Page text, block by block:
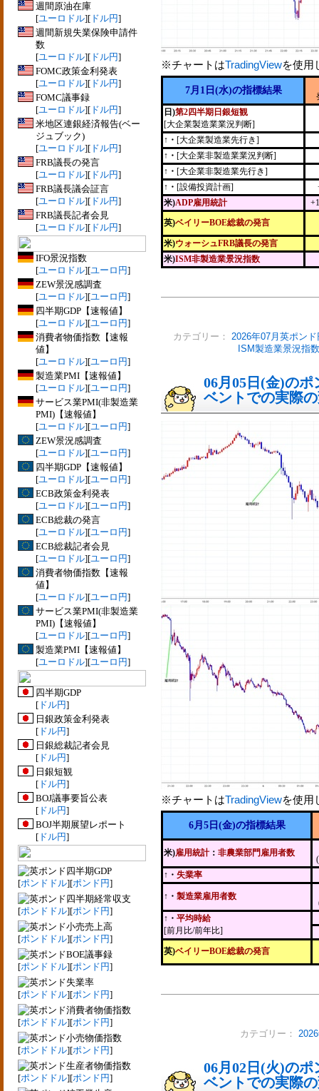
週間原油在庫
[ユーロドル][ ドル円]
週間新規失業保険申請件
数
[ユーロドル][ ドル円]
FOMC政策金利発表
[ユーロドル][ ドル円]
FOMC議事録
[ユーロドル][ ドル円]
米地区連銀経済報告(ベー
ジュブック)
[ユーロドル][ ドル円]
FRB議長の発言
[ユーロドル][ ドル円]
FRB議長議会証言
[ユーロドル][ ドル円]
FRB議長記者会見
[ユーロドル][ ドル円]
IFO景況指数
[ユーロドル][ユーロ円]
ZEW景況感調査
[ユーロドル][ユーロ円]
四半期GDP【速報値】
[ユーロドル][ユーロ円]
消費者物価指数【速報
値】
[ユーロドル][ユーロ円]
製造業PMI【速報値】
[ユーロドル][ユーロ円]
サービス業PMI(非製造業
PMI)【速報値】
[ユーロドル][ユーロ円]
ZEW景況感調査
[ユーロドル][ユーロ円]
四半期GDP【速報値】
[ユーロドル][ユーロ円]
ECB政策金利発表
[ユーロドル][ユーロ円]
ECB総裁の発言
[ユーロドル][ユーロ円]
ECB総裁記者会見
[ユーロドル][ユーロ円]
消費者物価指数【速報
値】
[ユーロドル][ユーロ円]
サービス業PMI(非製造業
PMI)【速報値】
[ユーロドル][ユーロ円]
製造業PMI【速報値】
[ユーロドル][ユーロ円]
四半期GDP
[ ドル円]
日銀政策金利発表
[ ドル円]
日銀総裁記者会見
[ ドル円]
日銀短観
[ ドル円]
BOJ議事要旨公表
[ ドル円]
BOJ半期展望レポート
[ ドル円]
四半期GDP
[ポンドドル][ポンド円]
四半期経常収支
[ポンドドル][ポンド円]
小売売上高
[ポンドドル][ポンド円]
BOE議事録
[ポンドドル][ポンド円]
失業率
[ポンドドル][ポンド円]
消費者物価指数
[ポンドドル][ポンド円]
小売物価指数
[ポンドドル][ポンド円]
生産者物価指数
[ポンドドル][ポンド円]
※チャートはTradingViewを使用
7月1日(水)の指標結果
日)第2四半期日銀短観
[大企業製造業業況判断]
↑・ [大企業製造業先行き]
↑・ [大企業非製造業業況判断]
↑・ [大企業非製造業先行き]
↑・ [設備投資計画]
米)ADP雇用統計
英)ベイリーBOE総裁の発言
米)ウォーシュFRB議長の発言
米)ISM非製造業景況指数
カテゴリー： 2026年07月英ポンド
ISM製造業景況指数
06月05日(金)の
ベントでの実際
※チャートはTradingViewを使用
6月5日(金)の指標結果
米)雇用統計： 非農業部門雇用者数
↑・ 失業率
↑・ 製造業雇用者数
↑・ 平均時給
[前月比/前年比]
英)ベイリーBOE総裁の発言
カテゴリー：
06月02日(火)の
ベントでの実際